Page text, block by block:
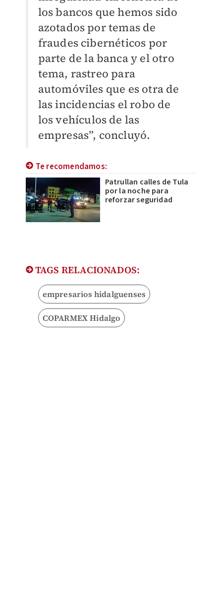
los bancos que hemos sido
azotados por temas de
fraudes cibernéticos por
parte de la banca y el otro
tema, rastreo para
automóviles que es otra de
las incidencias el robo de
los vehículos de las
empresas”, concluyó.
Te recomendamos:
Patrullan calles de Tula
por la noche para
reforzar seguridad
TAGS RELACIONADOS:
empresarios hidalguenses
COPARMEX Hidalgo